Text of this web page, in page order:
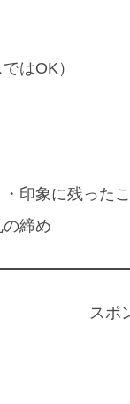
はOK）
印象に残った
締め
スポ